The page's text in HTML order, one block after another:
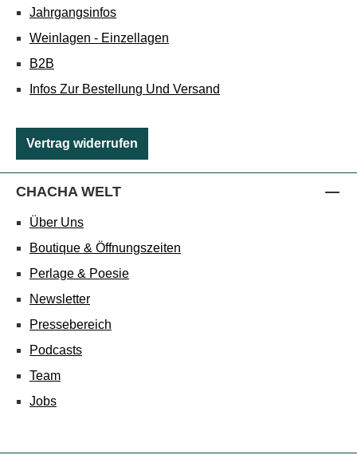
Jahrgangsinfos
Weinlagen - Einzellagen
B2B
Infos Zur Bestellung Und Versand
Vertrag widerrufen
CHACHA WELT
Über Uns
Boutique & Öffnungszeiten
Perlage & Poesie
Newsletter
Pressebereich
Podcasts
Team
Jobs